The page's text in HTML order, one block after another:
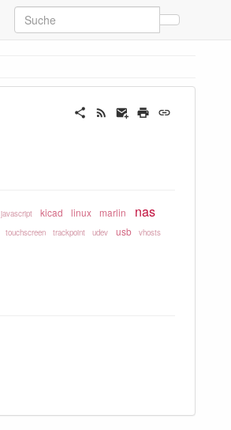
javascript kicad linux marlin nas
touchscreen trackpoint udev usb
vhosts